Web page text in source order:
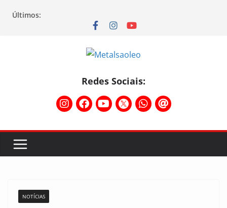
Últimos:
Redes Sociais:
NOTÍCIAS